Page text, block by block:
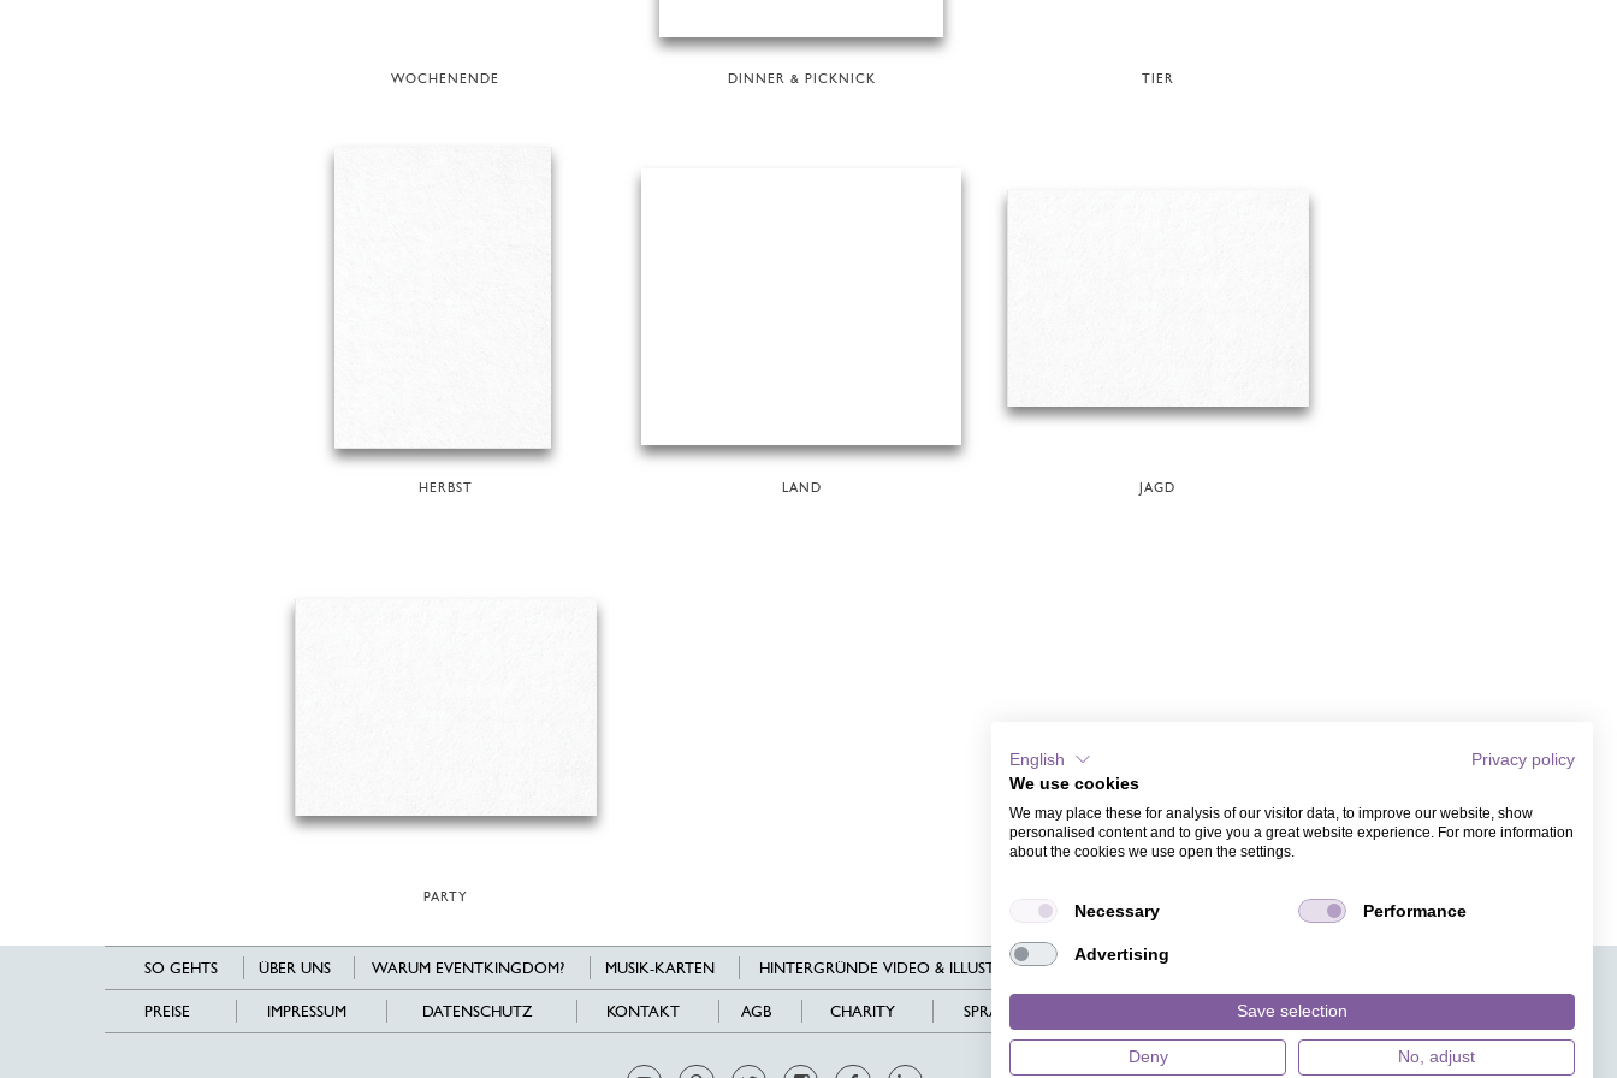
WOCHENENDE DINNER & PICKNICK TIER
HERBST LAND JAGD
PARTY
SO GEHTS ÜBER UNS WARUM EVENTKINGDOM? MUSIK-KARTEN HINTERGRÜNDE VIDEO & ILLUSTRATIONEN
PREISE IMPRESSUM DATENSCHUTZ KONTAKT AGB CHARITY SPRACHEN HILFE
English
Privacy policy
We use cookies
We may place these for analysis of our visitor data, to improve our website, show
personalised content and to give you a great website experience. For more information
about the cookies we use open the settings.
Necessary Performance
Advertising
Save selection
Deny No, adjust